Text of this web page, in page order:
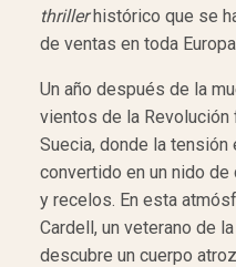
thrillerhistórico que se
de ventas en toda
Un año después de la
vientos de la
Suecia, donde la
convertido en un nido
y recelos. En esta
Cardell, un veterano de
descubre un cuerpo